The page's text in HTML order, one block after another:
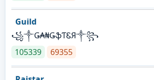
Guild
꧁༒Ǥ₳₦ǤֆƬᏋЯ༒꧂
105339
69355